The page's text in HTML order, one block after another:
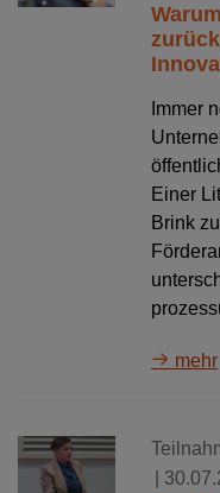
Immer
Einer
Brink
mehr
|